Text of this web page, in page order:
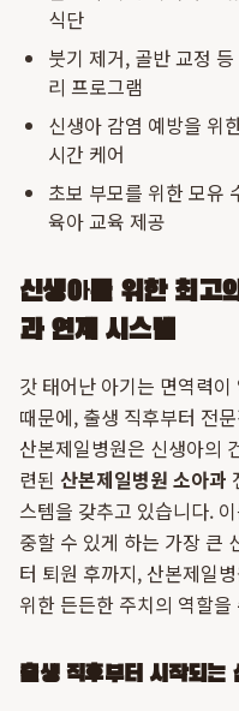
식단
붓기 제거, 골반 교정
리 프로그램
신생아 감염 예방을 위
시간 케어
초보 부모를 위한 모유
육아 교육 제공
신생아를 위한 최고
과 연계 시스템
갓 태어난 아기는 면역력
때문에, 출생 직후부터 전
산본제일병원은 신생아의
련된 산본제일병원 소아과
스템을 갖추고 있습니다.
중할 수 있게 하는 가장 큰
터 퇴원 후까지, 산본제일
위한 든든한 주치의 역할
출생 직후부터 시작되는